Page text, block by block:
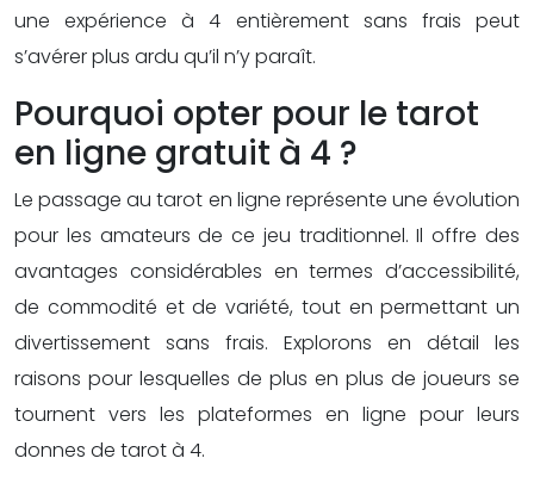
une expérience à 4 entièrement sans frais peut
s’avérer plus ardu qu’il n’y paraît.
Pourquoi opter pour le tarot
en ligne gratuit à 4 ?
Le passage au tarot en ligne représente une évolution
pour les amateurs de ce jeu traditionnel. Il offre des
avantages considérables en termes d’accessibilité,
de commodité et de variété, tout en permettant un
divertissement sans frais. Explorons en détail les
raisons pour lesquelles de plus en plus de joueurs se
tournent vers les plateformes en ligne pour leurs
donnes de tarot à 4.